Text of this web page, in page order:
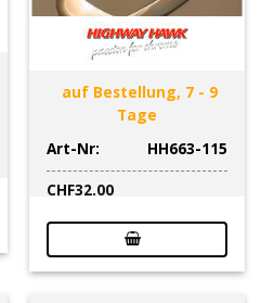
auf Bestellung, 7 - 9
Tage
Art-Nr:
HH663-115
CHF32.00